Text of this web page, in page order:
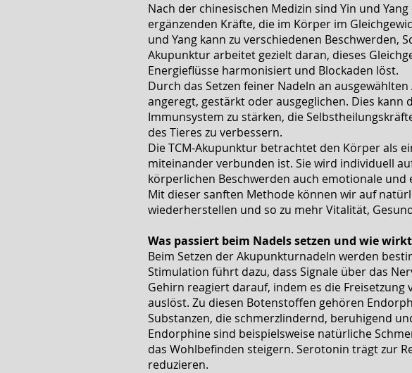
Nach der chinesischen Medizin sind Yin und
ergänzenden Kräfte, die im Körper im
und Yang kann zu verschiedenen Beschwerden,
Akupunktur arbeitet gezielt daran, dieses
Energieflüsse harmonisiert und Blockaden löst.
Durch das Setzen feiner Nadeln an
angeregt, gestärkt oder ausgeglichen. Dies kann
Immunsystem zu stärken, die
des Tieres zu verbessern.
Die TCM-Akupunktur betrachtet den Körper als
miteinander verbunden ist. Sie wird individuell
körperlichen Beschwerden auch emotionale und
Mit dieser sanften Methode können wir auf
wiederherstellen und so zu mehr Vitalität,
Was passiert beim Nadels setzen und wie
Beim Setzen der Akupunkturnadeln werden
Stimulation führt dazu, dass Signale über das
Gehirn reagiert darauf, indem es die
auslöst. Zu diesen Botenstoffen gehören
Substanzen, die schmerzlindernd, beruhigend
Endorphine sind beispielsweise natürliche
das Wohlbefinden steigern. Serotonin trägt zur
reduzieren.